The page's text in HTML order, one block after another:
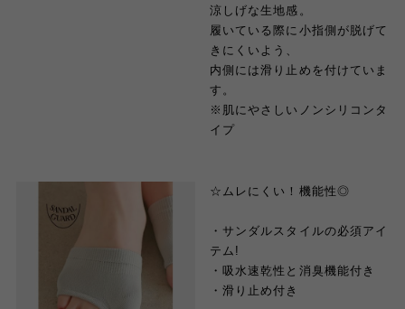
涼しげな生地感。
履いている際に小指側が脱げて
きにくいよう、
内側には滑り止めを付けていま
す。
※肌にやさしいノンシリコンタ
イプ
☆ムレにくい！機能性◎
・サンダルスタイルの必須アイ
テム!
・吸水速乾性と消臭機能付き
・滑り止め付き